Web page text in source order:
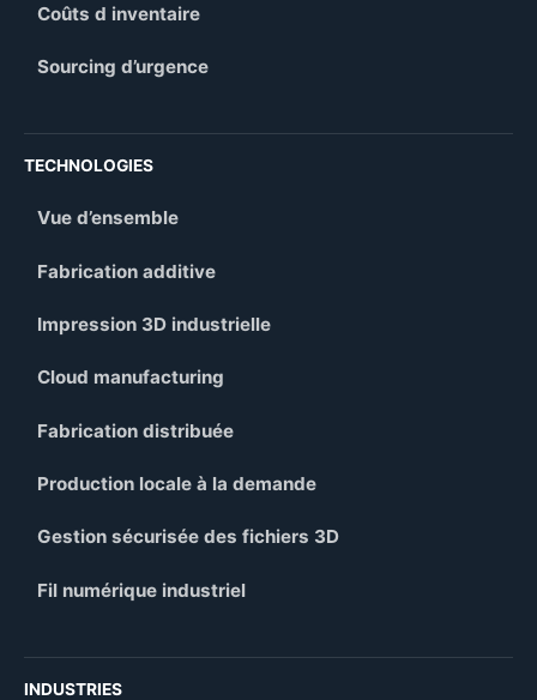
Coûts d inventaire
Sourcing d’urgence
TECHNOLOGIES
Vue d’ensemble
Fabrication additive
Impression 3D industrielle
Cloud manufacturing
Fabrication distribuée
Production locale à la demande
Gestion sécurisée des fichiers 3D
Fil numérique industriel
INDUSTRIES